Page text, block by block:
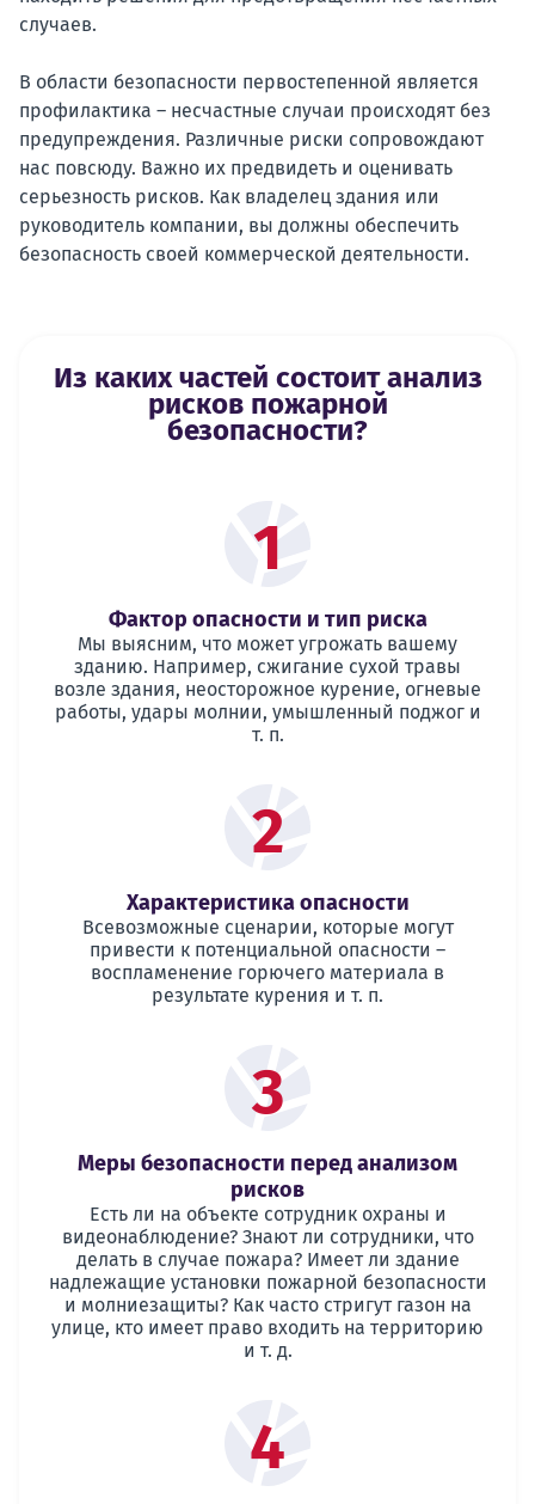
случаев.
В области безопасности первостепенной является
профилактика – несчастные случаи происходят без
предупреждения. Различные риски сопровождают
нас повсюду. Важно их предвидеть и оценивать
серьезность рисков. Как владелец здания или
руководитель компании, вы должны обеспечить
безопасность своей коммерческой деятельности.
Из каких частей состоит анализ
рисков пожарной
безопасности?
1
Фактор опасности и тип риска
Мы выясним, что может угрожать вашему
зданию. Например, сжигание сухой травы
возле здания, неосторожное курение, огневые
работы, удары молнии, умышленный поджог и
т. п.
2
Характеристика опасности
Всевозможные сценарии, которые могут
привести к потенциальной опасности –
воспламенение горючего материала в
результате курения и т. п.
3
Меры безопасности перед анализом
рисков
Есть ли на объекте сотрудник охраны и
видеонаблюдение? Знают ли сотрудники, что
делать в случае пожара? Имеет ли здание
надлежащие установки пожарной безопасности
и молниезащиты? Как часто стригут газон на
улице, кто имеет право входить на территорию
и т. д.
4